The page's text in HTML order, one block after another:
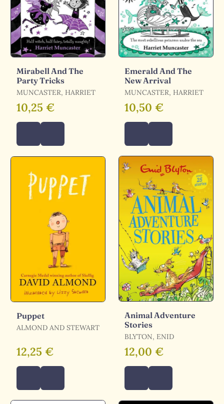
Mirabell And The
Party Tricks
MUNCASTER, HARRIET
10,25 €
Emerald And The
New Arrival
MUNCASTER, HARRIET
10,50 €
Puppet
ALMOND AND STEWART
12,25 €
Animal Adventure
Stories
BLYTON, ENID
12,00 €